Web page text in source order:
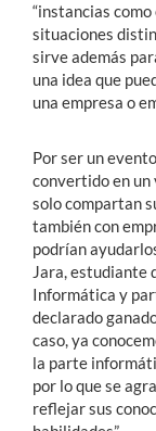
“instancias
situaciones
sirve además
una idea que
una empresa o
Por ser un
convertido en un
solo compartan
también con
podrían
Jara, estudiante
Informática y
declarado
caso, ya
la parte
por lo que se
reflejar sus